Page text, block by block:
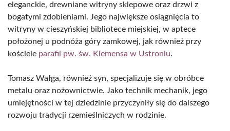
eleganckie, drewniane witryny sklepowe oraz drzwi z
bogatymi zdobieniami. Jego największe osiągnięcia to
witryny w cieszyńskiej bibliotece miejskiej, w aptece
położonej u podnóża góry zamkowej, jak również przy
kościele parafii pw. św. Klemensa w Ustroniu.
Tomasz Wałga, również syn, specjalizuje się w obróbce
metalu oraz nożownictwie. Jako technik mechanik, jego
umiejętności w tej dziedzinie przyczyniły się do dalszego
rozwoju tradycji rzemieślniczych w rodzinie.